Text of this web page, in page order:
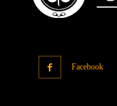
Facebook